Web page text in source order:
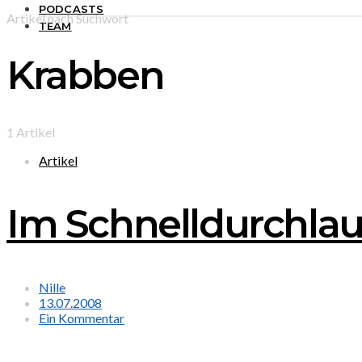
PODCASTS
TEAM
Artikel nach Suchwort
Krabben
1 Artikel
Artikel
Im
Nille
13.07.2008
Ein Kommentar